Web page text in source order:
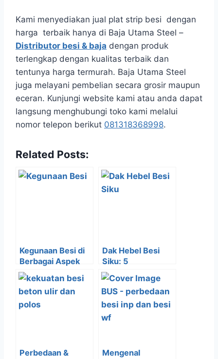
Kami menyediakan jual plat strip besi dengan
harga terbaik hanya di Baja Utama Steel –
Distributor besi & baja dengan produk
terlengkap dengan kualitas terbaik dan
tentunya harga termurah. Baja Utama Steel
juga melayani pembelian secara grosir maupun
eceran. Kunjungi website kami atau anda dapat
langsung menghubungi toko kami melalui
nomor telepon berikut 081318368998.
Related Posts:
Kegunaan Besi di
Berbagai Aspek
Kehidupan
Manusia
Dak Hebel Besi
Siku: 5
Keunggulannya
Untuk Bangun
Rumah Bertingkat
Perbedaan &
Mengenal